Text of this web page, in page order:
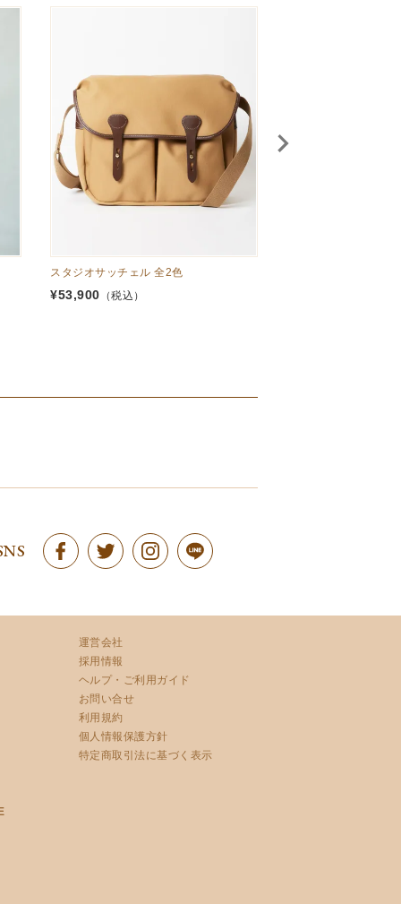
スタジオサッチェル 全2色
¥53,900 （税込）
運営会社
採用情報
ヘルプ・ご利用ガイド
お問い合せ
利用規約
個人情報保護方針
特定商取引法に基づく表示